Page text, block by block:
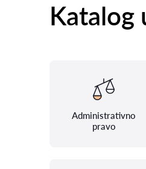
Katalog
Administrativno
pravo